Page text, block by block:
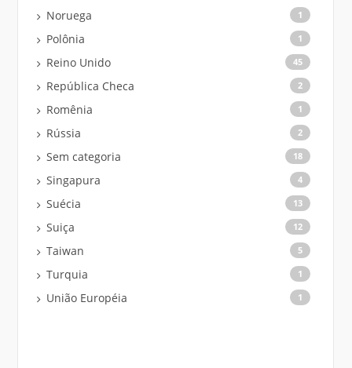
Noruega 1
Polônia 1
Reino Unido 45
República Checa 2
Romênia 1
Rússia 2
Sem categoria 18
Singapura 4
Suécia 13
Suiça 12
Taiwan 5
Turquia 1
União Européia 1